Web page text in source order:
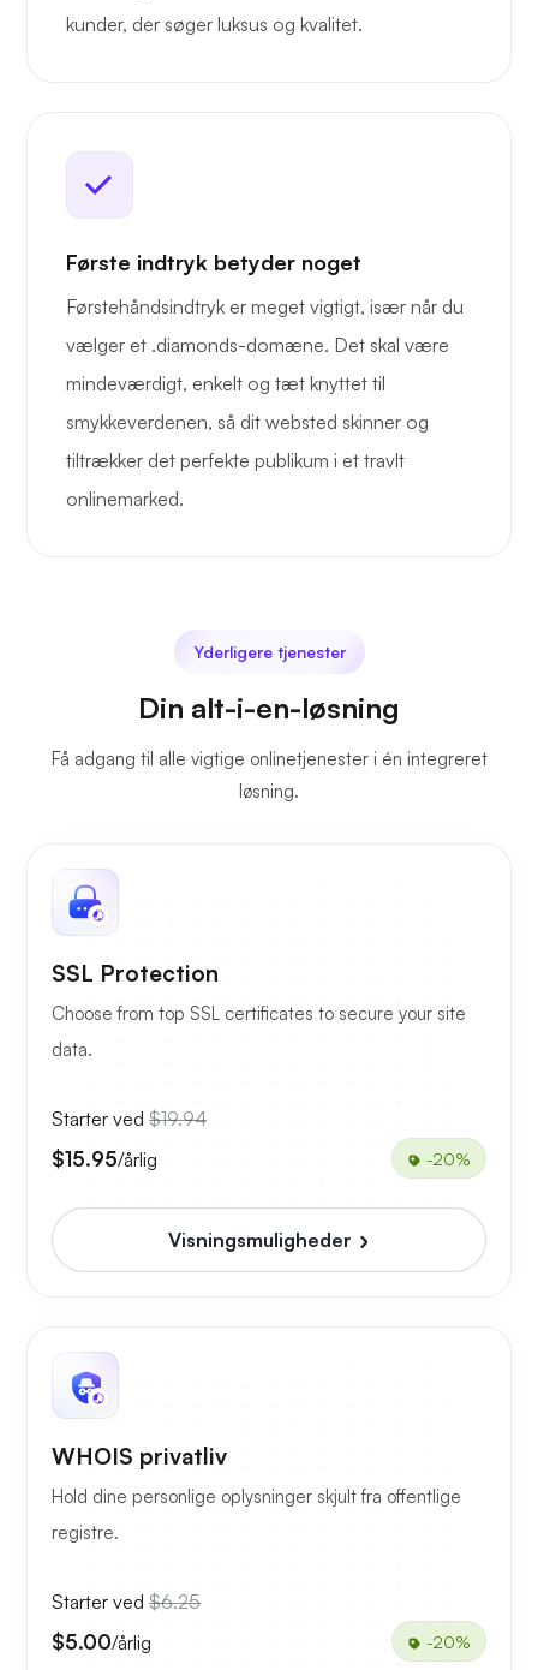
kunder, der søger luksus og kvalitet.
Første indtryk betyder noget
Førstehåndsindtryk er meget vigtigt, især når du
vælger et .diamonds-domæne. Det skal være
mindeværdigt, enkelt og tæt knyttet til
smykkeverdenen, så dit websted skinner og
tiltrækker det perfekte publikum i et travlt
onlinemarked.
Yderligere tjenester
Din alt-i-en-løsning
Få adgang til alle vigtige onlinetjenester i én integreret
løsning.
SSL Protection
Choose from top SSL certificates to secure your site
data.
Starter ved $19.94
$15.95/årlig -20%
Visningsmuligheder
WHOIS privatliv
Hold dine personlige oplysninger skjult fra offentlige
registre.
Starter ved $6.25
$5.00/årlig -20%